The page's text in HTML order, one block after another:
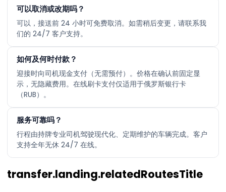
可以取消或改期吗？
可以，接送前 24 小时可免费取消。如需稍后变更，请联系我
们的 24/7 客户支持。
如何及何时付款？
迎接时向司机现金支付（无需预付）。价格在确认前固定显
示，无隐藏费用。在线刷卡支付仅适用于俄罗斯银行卡
（RUB）。
服务可靠吗？
行程由持牌专业司机驾驶现代化、定期维护的车辆完成。客户
支持全年无休 24/7 在线。
transfer.landing.relatedRoutesTitle